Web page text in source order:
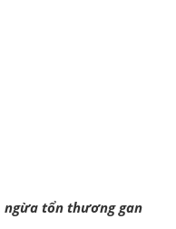
ngừa tổn thương gan